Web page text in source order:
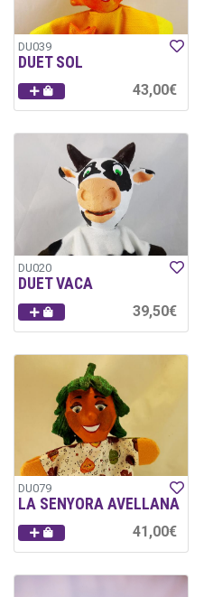
DU039
DUET SOL
43,00€
DU020
DUET VACA
39,50€
DU079
LA SENYORA AVELLANA
41,00€